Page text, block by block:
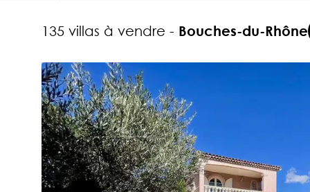
135 villas à vendre - Bouches-du-Rhône